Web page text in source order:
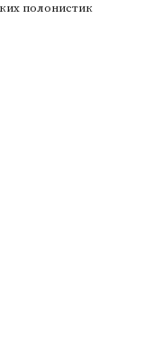
полонистик